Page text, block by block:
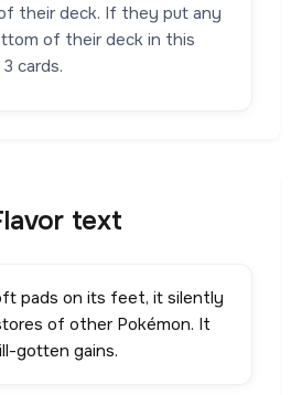
their deck. If they put any
of their deck in this
cards.
text
pads on its feet, it silently
of other Pokémon. It
gotten gains.